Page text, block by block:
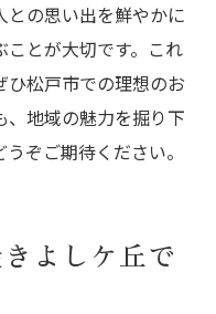
との思い出を鮮やかに
とが大切です。これ
ひ松戸市での理想のお
地域の魅力を掘り下
ぞご期待ください。
よしケ丘で